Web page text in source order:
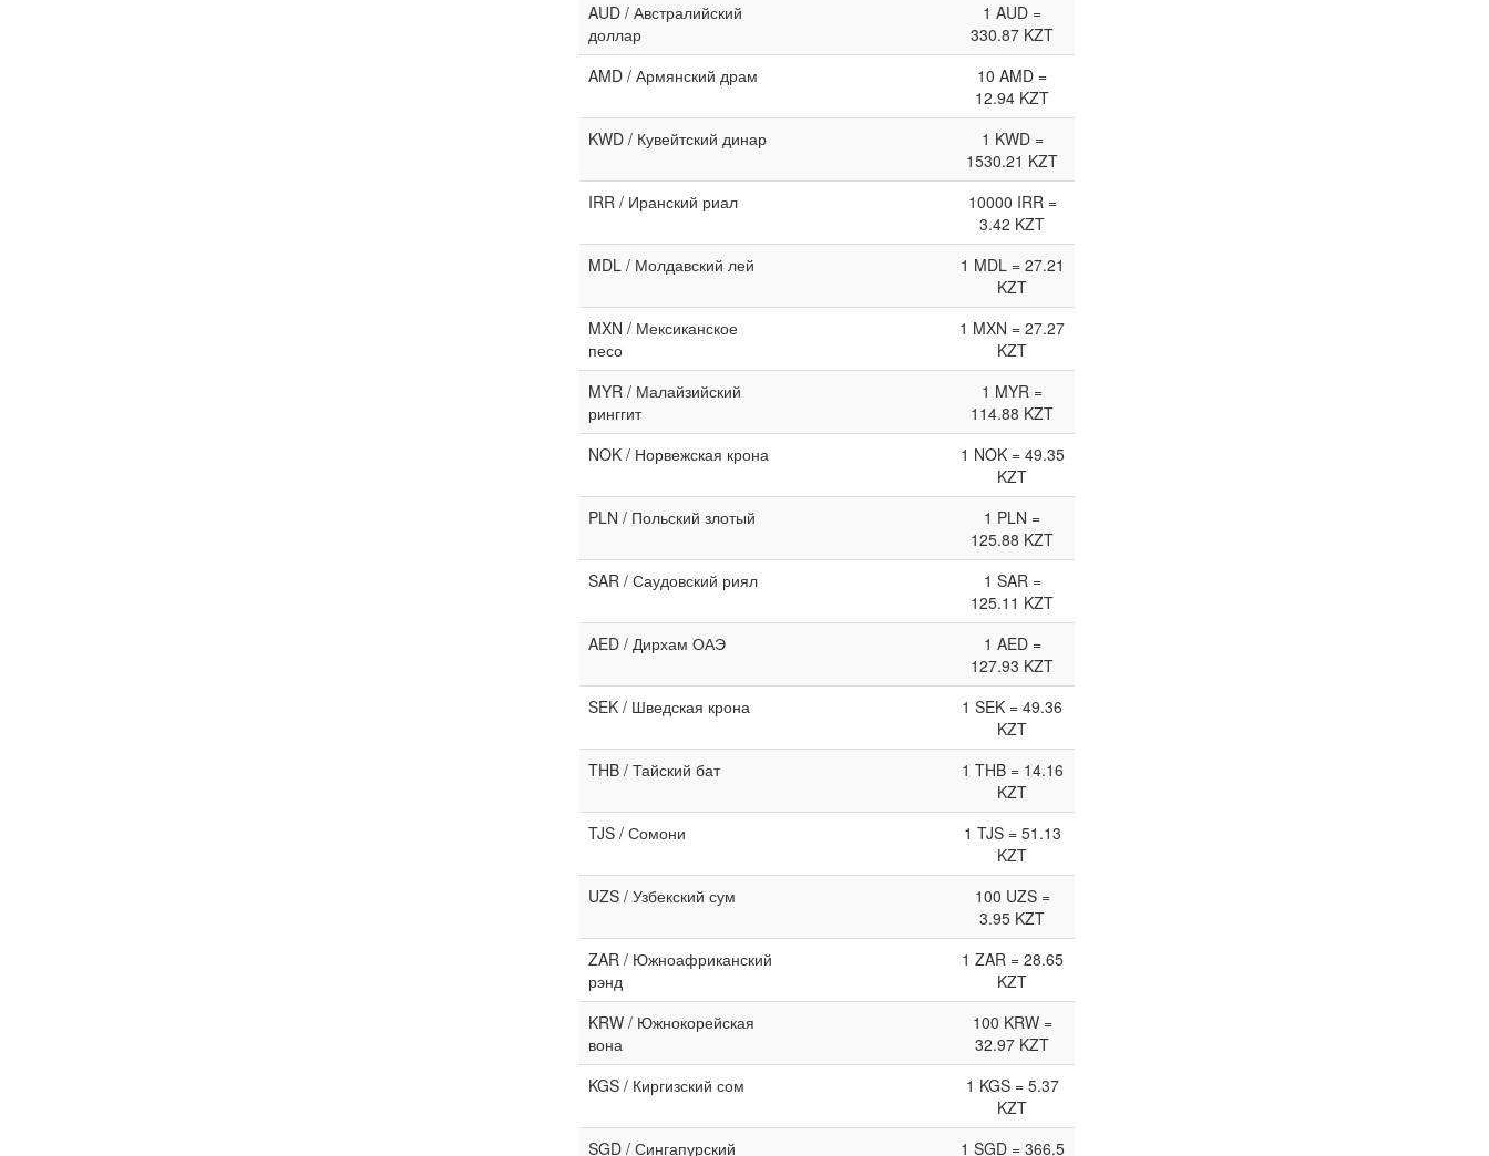
AUD / Австралийский
доллар
1 AUD =
330.87 KZT
AMD / Армянский драм
10 AMD =
12.94 KZT
KWD / Кувейтский динар
1 KWD =
1530.21 KZT
IRR / Иранский риал
10000 IRR =
3.42 KZT
MDL / Молдавский лей
1 MDL = 27.21
KZT
MXN / Мексиканское
песо
1 MXN = 27.27
KZT
MYR / Малайзийский
ринггит
1 MYR =
114.88 KZT
NOK / Норвежская крона
1 NOK = 49.35
KZT
PLN / Польский злотый
1 PLN =
125.88 KZT
SAR / Саудовский риял
1 SAR =
125.11 KZT
AED / Дирхам ОАЭ
1 AED =
127.93 KZT
SEK / Шведская крона
1 SEK = 49.36
KZT
THB / Тайский бат
1 THB = 14.16
KZT
TJS / Сомони
1 TJS = 51.13
KZT
UZS / Узбекский сум
100 UZS =
3.95 KZT
ZAR / Южноафриканский
рэнд
1 ZAR = 28.65
KZT
KRW / Южнокорейская
вона
100 KRW =
32.97 KZT
KGS / Киргизский сом
1 KGS = 5.37
KZT
SGD / Сингапурский
1 SGD = 366.5